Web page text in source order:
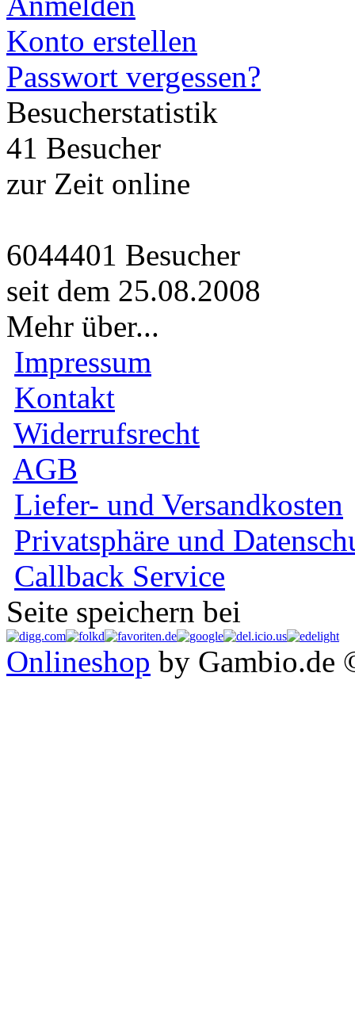
Konto erstellen
Passwort vergessen?
Besucherstatistik
41 Besucher
zur Zeit online
6044401 Besucher
seit dem 25.08.2008
Mehr über...
Impressum
Kontakt
Widerrufsrecht
AGB
Liefer- und Versandkosten
Privatsphäre und
Callback Service
Seite speichern bei
Onlineshop by Gambio.de